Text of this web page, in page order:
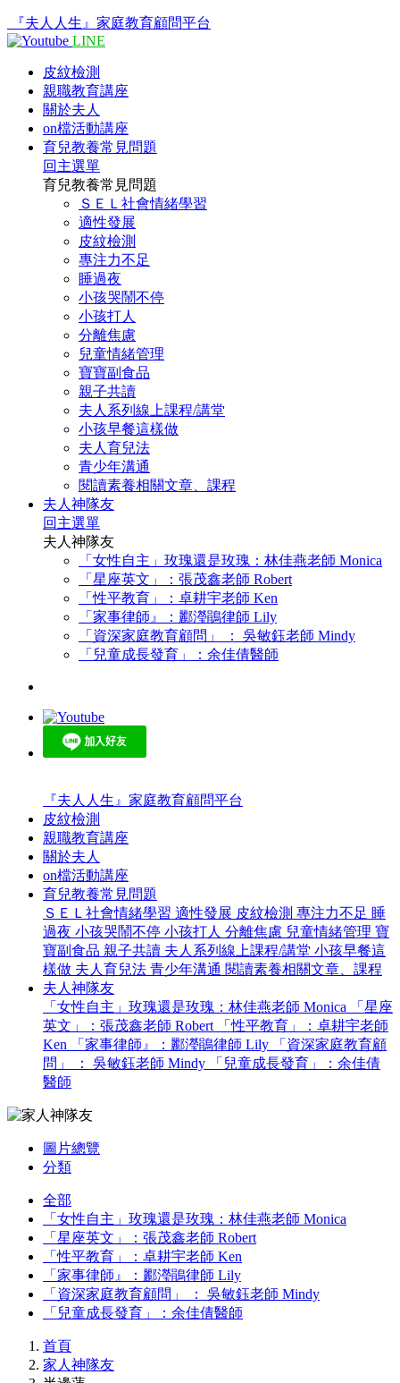
『夫人人生』家庭教育顧問平台
LINE
皮紋檢測
親職教育講座
關於夫人
on檔活動講座
育兒教養常見問題
回主選單
育兒教養常見問題
ＳＥＬ社會情緒學習
適性發展
皮紋檢測
專注力不足
睡過夜
小孩哭鬧不停
小孩打人
分離焦慮
兒童情緒管理
寶寶副食品
親子共讀
夫人系列線上課程/講堂
小孩早餐這樣做
夫人育兒法
青少年溝通
閱讀素養相關文章、課程
夫人神隊友
回主選單
夫人神隊友
「女性自主」玫瑰還是玫瑰：林佳燕老師 Monica
「星座英文」：張茂鑫老師 Robert
「性平教育」：卓耕宇老師 Ken
「家事律師』：酈瀅鵑律師 Lily
「資深家庭教育顧問」 ： 吳敏鈺老師 Mindy
「兒童成長發育」：余佳倩醫師
『夫人人生』家庭教育顧問平台
皮紋檢測
親職教育講座
關於夫人
on檔活動講座
育兒教養常見問題
ＳＥＬ社會情緒學習 適性發展 皮紋檢測 專注力不足 睡
過夜 小孩哭鬧不停 小孩打人 分離焦慮 兒童情緒管理 寶
寶副食品 親子共讀 夫人系列線上課程/講堂 小孩早餐這
樣做 夫人育兒法 青少年溝通 閱讀素養相關文章、課程
夫人神隊友
「女性自主」玫瑰還是玫瑰：林佳燕老師 Monica
「星座
英文」：張茂鑫老師 Robert
「性平教育」：卓耕宇老師
Ken
「家事律師』：酈瀅鵑律師 Lily
「資深家庭教育顧
問」 ： 吳敏鈺老師 Mindy
「兒童成長發育」：余佳倩
醫師
圖片總覽
分類
全部
「女性自主」玫瑰還是玫瑰：林佳燕老師 Monica
「星座英文」：張茂鑫老師 Robert
「性平教育」：卓耕宇老師 Ken
「家事律師』：酈瀅鵑律師 Lily
「資深家庭教育顧問」 ： 吳敏鈺老師 Mindy
「兒童成長發育」：余佳倩醫師
首頁
家人神隊友